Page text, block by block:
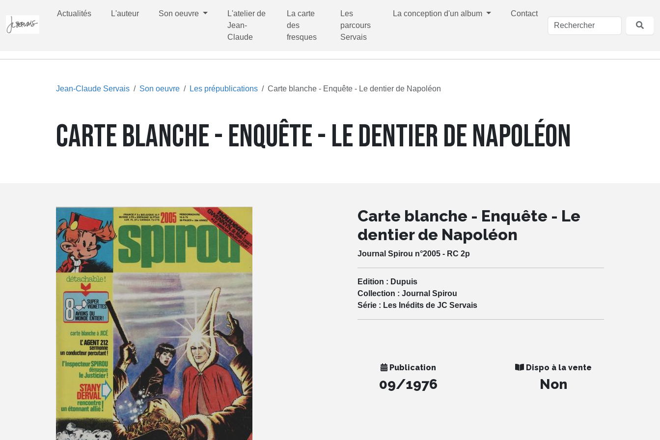
Actualités L'auteur Son oeuvre
L'atelier de
Jean-
Claude
La carte
des
fresques
Les
parcours
Servais
La conception d'un album Contact
Jean-Claude Servais Son oeuvre Les prépublications Carte blanche - Enquête - Le dentier de Napoléon
CARTE BLANCHE - ENQUÊTE - LE DENTIER DE NAPOLÉON
Carte blanche - Enquête - Le
dentier de Napoléon
Journal Spirou n°2005 - RC 2p
Edition : Dupuis
Collection : Journal Spirou
Série : Les Inédits de JC Servais
Publication
09/1976
Dispo à la vente
Non